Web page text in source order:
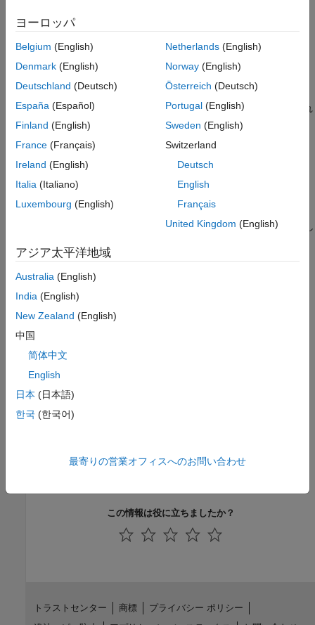
設定
オン
この値が既定値です。
GenerateNonFiniteFilesIfUsed
に設定されている場合、
コード ジェネレーターは、非有限値 (InfおよびNaN
) が使用され
る場合のみ非有限値をサポートするコードを生成します。
GenerateNonFiniteFilesIfUsed
ジェネレーターは非有限値 (
およびNaN
ドを常に生成します。
コード ジェネレーターは非有限値をサポートするコードを生成し
プログラムでの使用
プロパティ:
値: true|false
既定の設定:
バージョン履歴
R2011a で導入
参考
トピック
この情報は役に立ちましたか？
ヨーロッパ
Belgium (English)
Denmark (English)
Deutschland (Deutsch)
España (Español)
Finland (English)
France (Français)
Ireland (English)
Italia (Italiano)
Luxembourg (English)
Netherlands(English)
Norway(English)
Österreich (Deutsch)
Portugal(English)
Sweden (English)
Switzerland
Deutsch
English
Français
United Kingdom (English)
アジア太平洋地域
Australia (English)
India (English)
New Zealand (English)
中国
简体中文
English
日本 (日本語)
한국 (한국어)
最寄りの営業オフィスへのお問い合わせ
トラストセンター 商標
プライバシー ポリシー